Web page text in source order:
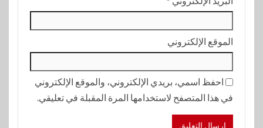
الموقع الإلكتروني
احفظ اسمي، بريدي الإلكتروني، والموقع الإلكتروني
في هذا المتصفح لاستخدامها المرة المقبلة في تعليقي.